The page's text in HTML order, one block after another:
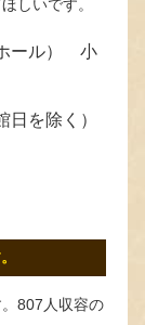
しいです。
ール） 小
を除く）
807人収容の